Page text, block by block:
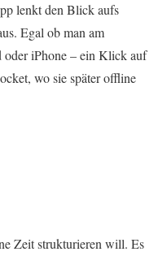
lenkt den Blick aufs
Egal ob man am
oder iPhone – ein Klick auf
wo sie später offline
Zeit strukturieren will. Es